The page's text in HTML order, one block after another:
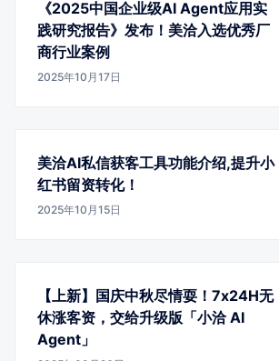
《2025中国企业级AI Agent应用实
践研究报告》发布！美洽入选优秀厂
商行业案例
2025年10月17日
美洽AI私信获客工具功能介绍,提升小
红书留资转化！
2025年10月15日
【上新】国庆中秋尽情耍！7x24H无
休涨客资，交给升级版「小洽 AI
Agent」